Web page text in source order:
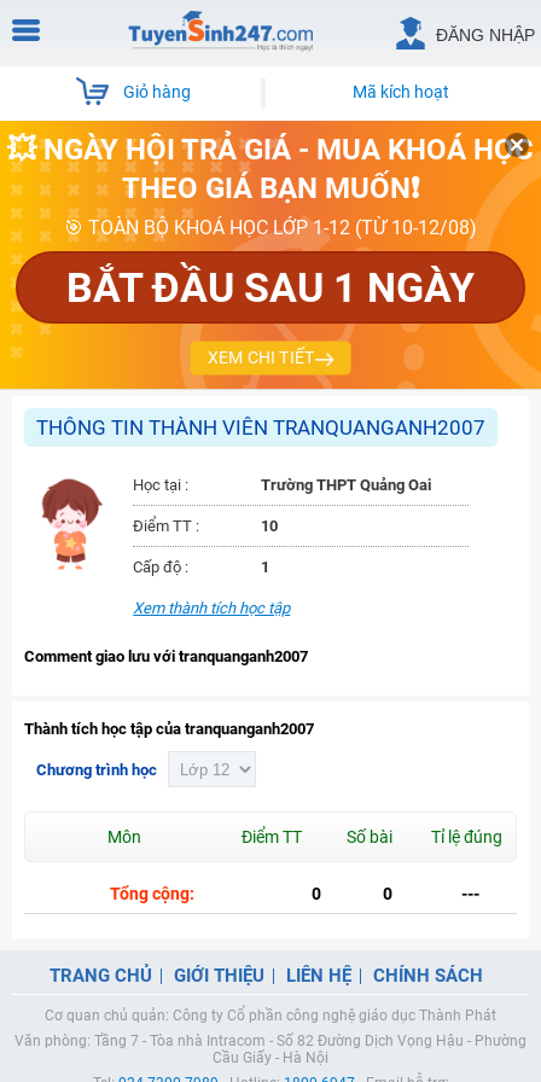
ĐĂNG NHẬP
Giỏ hàng Mã kích hoạt
💥 NGÀY HỘI TRẢ GIÁ - MUA KHOÁ HỌC
THEO GIÁ BẠN MUỐN❗
🎯 TOÀN BỘ KHOÁ HỌC LỚP 1-12 (TỪ 10-12/08)
BẮT ĐẦU SAU 1 NGÀY
XEM CHI TIẾT
THÔNG TIN THÀNH VIÊN TRANQUANGANH2007
Học tại : Trường THPT Quảng Oai
Điểm TT : 10
Cấp độ : 1
Xem thành tích học tập
Comment giao lưu với tranquanganh2007
Thành tích học tập của tranquanganh2007
Chương trình học
Môn Điểm TT Số bài Tỉ lệ đúng
Tổng cộng: 0 0 ---
TRANG CHỦ GIỚI THIỆU LIÊN HỆ CHÍNH SÁCH
Cơ quan chủ quản: Công ty Cổ phần công nghệ giáo dục Thành Phát
Văn phòng: Tầng 7 - Tòa nhà Intracom - Số 82 Đường Dịch Vọng Hậu - Phường
Cầu Giấy - Hà Nội